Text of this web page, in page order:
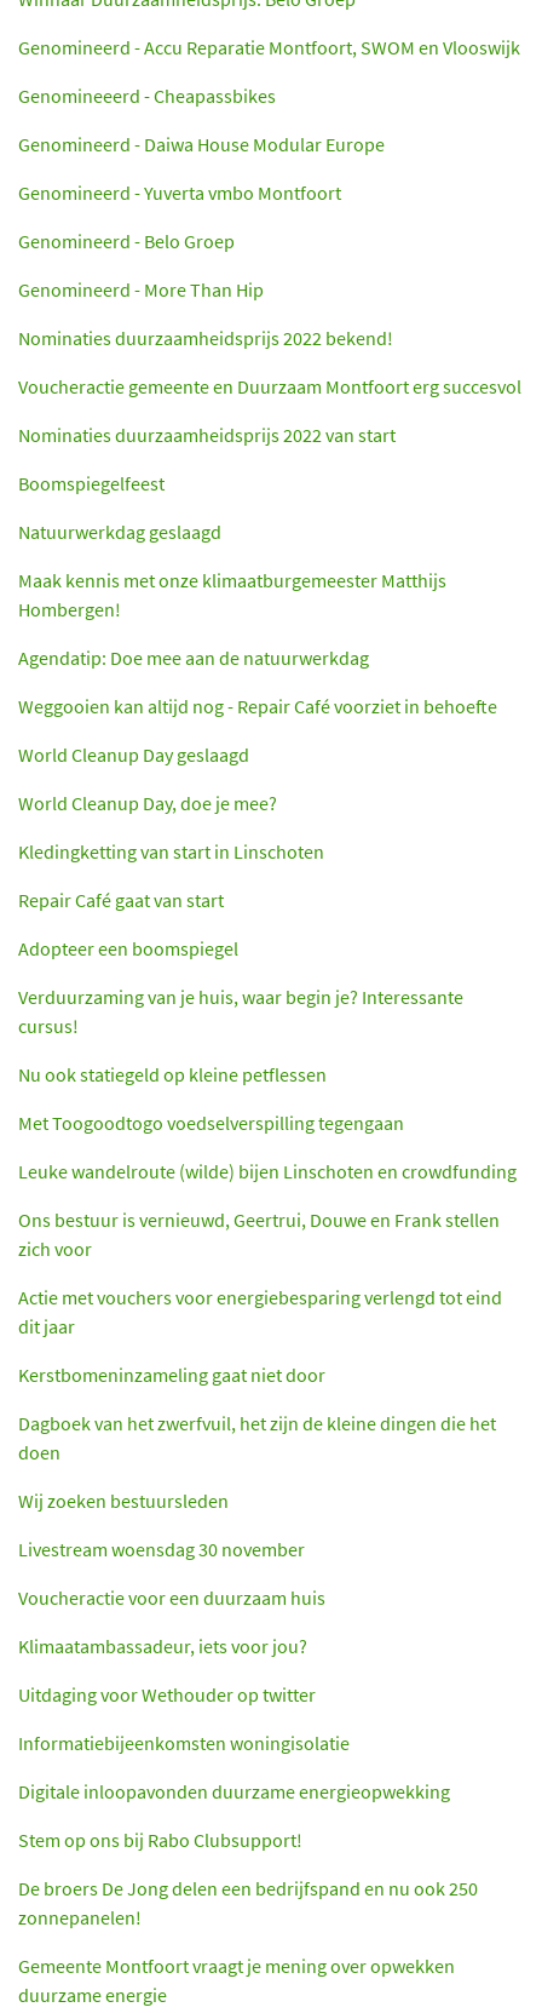
Genomineerd - Accu Reparatie Montfoort, SWOM en Vlooswijk
Genomineeerd - Cheapassbikes
Genomineerd - Daiwa House Modular Europe
Genomineerd - Yuverta vmbo Montfoort
Genomineerd - Belo Groep
Genomineerd - More Than Hip
Nominaties duurzaamheidsprijs 2022 bekend!
Voucheractie gemeente en Duurzaam Montfoort erg succesvol
Nominaties duurzaamheidsprijs 2022 van start
Boomspiegelfeest
Natuurwerkdag geslaagd
Maak kennis met onze klimaatburgemeester Matthijs
Hombergen!
Agendatip: Doe mee aan de natuurwerkdag
Weggooien kan altijd nog - Repair Café voorziet in behoefte
World Cleanup Day geslaagd
World Cleanup Day, doe je mee?
Kledingketting van start in Linschoten
Repair Café gaat van start
Adopteer een boomspiegel
Verduurzaming van je huis, waar begin je? Interessante
cursus!
Nu ook statiegeld op kleine petflessen
Met Toogoodtogo voedselverspilling tegengaan
Leuke wandelroute (wilde) bijen Linschoten en crowdfunding
Ons bestuur is vernieuwd, Geertrui, Douwe en Frank stellen
zich voor
Actie met vouchers voor energiebesparing verlengd tot eind
dit jaar
Kerstbomeninzameling gaat niet door
Dagboek van het zwerfvuil, het zijn de kleine dingen die het
doen
Wij zoeken bestuursleden
Livestream woensdag 30 november
Voucheractie voor een duurzaam huis
Klimaatambassadeur, iets voor jou?
Uitdaging voor Wethouder op twitter
Informatiebijeenkomsten woningisolatie
Digitale inloopavonden duurzame energieopwekking
Stem op ons bij Rabo Clubsupport!
De broers De Jong delen een bedrijfspand en nu ook 250
zonnepanelen!
Gemeente Montfoort vraagt je mening over opwekken
duurzame energie